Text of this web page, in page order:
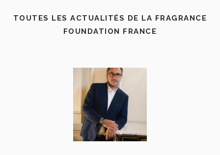
TOUTES LES ACTUALITÉS DE LA FRAGRANCE
FOUNDATION FRANCE